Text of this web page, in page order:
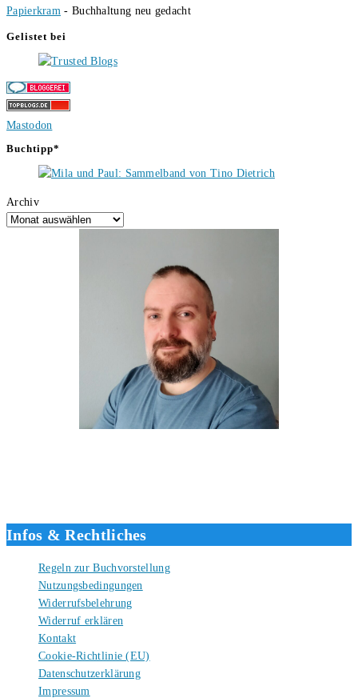
Papierkram - Buchhaltung neu gedacht
Gelistet bei
Mastodon
Buchtipp*
Archiv
Infos & Rechtliches
Regeln zur Buchvorstellung
Nutzungsbedingungen
Widerrufsbelehrung
Widerruf erklären
Kontakt
Cookie-Richtlinie (EU)
Datenschutzerklärung
Impressum